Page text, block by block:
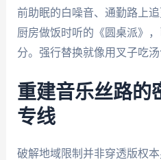
前助眠的白噪音、通勤路上
厨房做饭时听的《圆桌派》
分。强行替换就像用叉子吃汤
重建音乐丝路的
专线
破解地域限制并非穿透版